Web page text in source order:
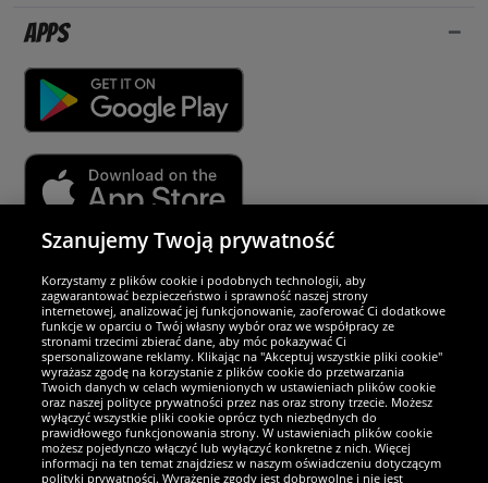
Apps
Partnerzy i bezpieczeństwo
Jesteśmy wyjątkowi
Szanujemy Twoją prywatność
Korzystamy z plików cookie i podobnych technologii, aby
zagwarantować bezpieczeństwo i sprawność naszej strony
internetowej, analizować jej funkcjonowanie, zaoferować Ci dodatkowe
funkcje w oparciu o Twój własny wybór oraz we współpracy ze
stronami trzecimi zbierać dane, aby móc pokazywać Ci
spersonalizowane reklamy. Klikając na "Akceptuj wszystkie pliki cookie"
wyrażasz zgodę na korzystanie z plików cookie do przetwarzania
Twoich danych w celach wymienionych w ustawieniach plików cookie
oraz naszej polityce prywatności przez nas oraz strony trzecie. Możesz
wyłączyć wszystkie pliki cookie oprócz tych niezbędnych do
prawidłowego funkcjonowania strony. W ustawieniach plików cookie
możesz pojedynczo włączyć lub wyłączyć konkretne z nich. Więcej
informacji na ten temat znajdziesz w naszym oświadczeniu dotyczącym
polityki prywatności. Wyrażenie zgody jest dobrowolne i nie jest